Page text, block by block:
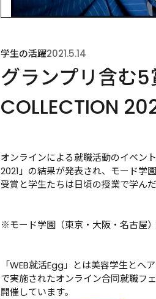
学生の活躍2021.5.14
グランプリ含む5
COLLECTION
オンラインによる就職活動のイベン
2021」の結果が発表され、モード学
受賞と学生たちは日頃の授業で学ん
※モード学園（東京・大阪・名古屋
「WEB就活Egg」とは美容学生と
で実施されたオンライン合同就職フ
開催しています。